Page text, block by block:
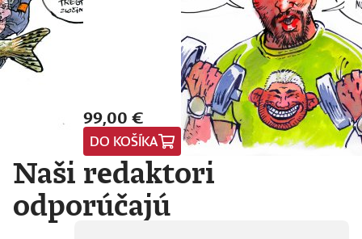
99,00 €
DO KOŠÍKA
Naši redaktori
odporúčajú